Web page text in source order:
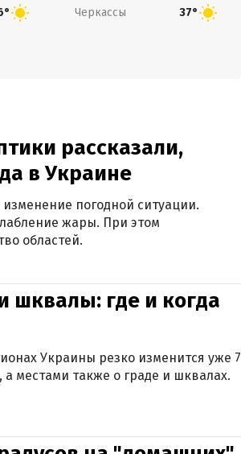
Черкассы 37°
рассказали,
в Украине
погодной ситуации.
жары. При этом
областей.
шквалы: где и когда
Украины резко изменится уже 7
местами также о граде и шквалах.